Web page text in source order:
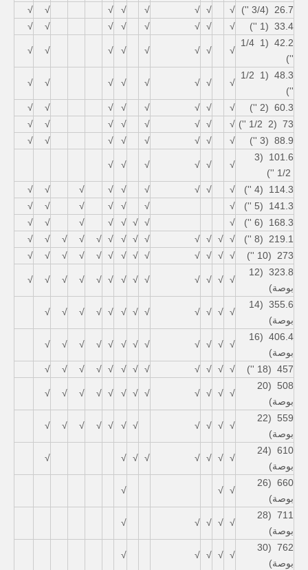
26.7 (3/4 '')
√
√
√
√
√
√
√
√
33.4 (1 '')
√
√
√
√
√
√
√
√
42.2 (1 1/4
'')
√
√
√
√
√
√
√
√
48.3 (1 1/2
'')
√
√
√
√
√
√
√
√
60.3 (2 '')
√
√
√
√
√
√
√
√
73 (2 1/2 '')
√
√
√
√
√
√
√
√
88.9 (3 '')
√
√
√
√
√
√
√
√
101.6 (3
√
√
√
√
√
√
114.3 (4 '')
√
√
√
√
√
√
√
√
√
141.3 (5 '')
√
√
√
√
√
√
√
168.3 (6 '')
√
√
√
√
√
√
√
√
219.1 (8 '')
√
√
√
√
√
√
√
√
√
√
√
√
√
273 (10 '')
√
√
√
√
√
√
√
√
√
√
√
√
√
323.8 (12
بوصة)
√
√
√
√
√
√
√
√
√
√
√
√
√
355.6 (14
بوصة)
√
√
√
√
√
√
√
√
√
√
√
√
406.4 (16
بوصة)
√
√
√
√
√
√
√
√
√
√
√
√
457 (18 '')
√
√
√
√
√
√
√
√
√
√
√
√
508 (20
بوصة)
√
√
√
√
√
√
√
√
√
√
√
√
559 (22
بوصة)
√
√
√
√
√
√
√
√
√
√
√
610 (24
بوصة)
√
√
√
√
√
√
√
√
660 (26
بوصة)
√
√
√
711 (28
بوصة)
√
√
√
√
√
762 (30
بوصة)
√
√
√
√
√